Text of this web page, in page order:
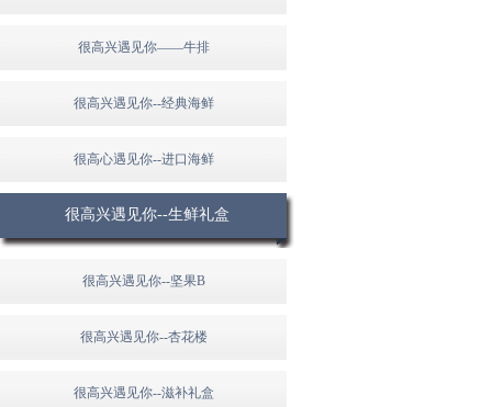
很高兴遇见你——牛排
很高兴遇见你--经典海鲜
很高心遇见你--进口海鲜
很高兴遇见你--生鲜礼盒
很高兴遇见你--坚果B
很高兴遇见你--杏花楼
很高兴遇见你--滋补礼盒